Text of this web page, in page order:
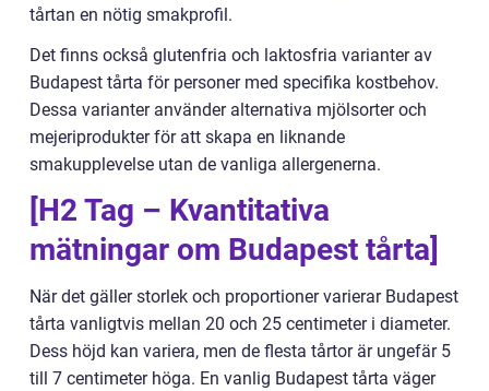
tårtan en nötig smakprofil.
Det finns också glutenfria och laktosfria varianter av
Budapest tårta för personer med specifika kostbehov.
Dessa varianter använder alternativa mjölsorter och
mejeriprodukter för att skapa en liknande
smakupplevelse utan de vanliga allergenerna.
[H2 Tag – Kvantitativa
mätningar om Budapest tårta]
När det gäller storlek och proportioner varierar Budapest
tårta vanligtvis mellan 20 och 25 centimeter i diameter.
Dess höjd kan variera, men de flesta tårtor är ungefär 5
till 7 centimeter höga. En vanlig Budapest tårta väger